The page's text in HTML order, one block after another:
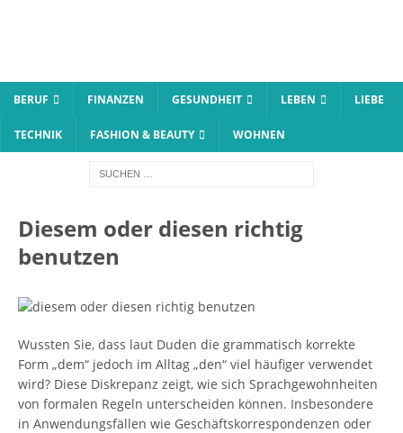
BERUF FINANZEN GESUNDHEIT LEBEN LIEBE
TECHNIK FASHION & BEAUTY WOHNEN
Diesem oder diesen richtig
benutzen
Wussten Sie, dass laut Duden die grammatisch korrekte
Form „dem“ jedoch im Alltag „den“ viel häufiger verwendet
wird? Diese Diskrepanz zeigt, wie sich Sprachgewohnheiten
von formalen Regeln unterscheiden können. Insbesondere
in Anwendungsfällen wie Geschäftskorrespondenzen oder